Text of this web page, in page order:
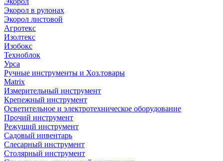
Экорол в рулонах
Экорол листовой
Агротекс
Изолтекс
Изобокс
Техноблок
Урса
Ручные инструменты и Хоз.товары
Matrix
Измерительный инструмент
Крепежный инструмент
Осветительное и электротехническое оборудование
Прочий инструмент
Режущий инструмент
Садовый инвентарь
Слесарный инструмент
Столярный инструмент